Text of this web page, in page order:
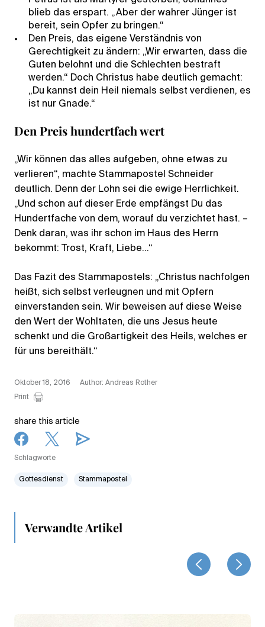
blieb das erspart. „Aber der wahrer Jünger ist
bereit, sein Opfer zu bringen.“
Den Preis, das eigene Verständnis von
Gerechtigkeit zu ändern: „Wir erwarten, dass die
Guten belohnt und die Schlechten bestraft
werden.“ Doch Christus habe deutlich gemacht:
„Du kannst dein Heil niemals selbst verdienen, es
ist nur Gnade.“
Den Preis hundertfach wert
„Wir können das alles aufgeben, ohne etwas zu
verlieren“, machte Stammapostel Schneider
deutlich. Denn der Lohn sei die ewige Herrlichkeit.
„Und schon auf dieser Erde empfängst Du das
Hundertfache von dem, worauf du verzichtet hast. –
Denk daran, was ihr schon im Haus des Herrn
bekommt: Trost, Kraft, Liebe…“
Das Fazit des Stammapostels: „Christus nachfolgen
heißt, sich selbst verleugnen und mit Opfern
einverstanden sein. Wir beweisen auf diese Weise
den Wert der Wohltaten, die uns Jesus heute
schenkt und die Großartigkeit des Heils, welches er
für uns bereithält.“
Oktober 18, 2016
Author: Andreas Rother
Print
share this article
Schlagworte
Gottesdienst Stammapostel
Verwandte Artikel